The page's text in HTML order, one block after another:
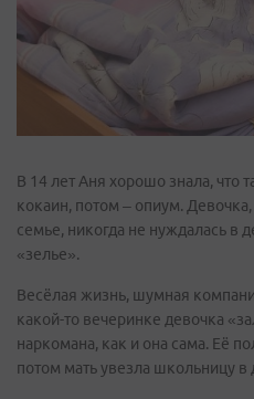
В 14 лет Аня хорошо знала, что
кокаин, потом – опиум.
семье, никогда не нуждалась в
«зелье».
Весёлая жизнь, шумная
какой-то вечеринке девочка
наркомана, как и она сама. Её
потом мать увезла школьницу в